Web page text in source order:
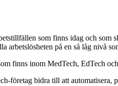
som finns idag och
arbetslösheten på en så låg nivå
finns inom MedTech, EdTech
företag bidra till att